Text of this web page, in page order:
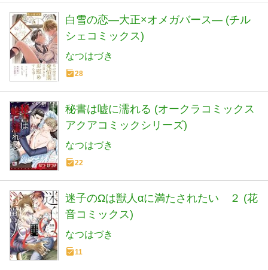
白雪の恋―大正×オメガバース― (チル
シェコミックス)
なつはづき
28
秘書は嘘に濡れる (オークラコミックス
アクアコミックシリーズ)
なつはづき
22
迷子のΩは獣人αに満たされたい ２ (花
音コミックス)
なつはづき
11